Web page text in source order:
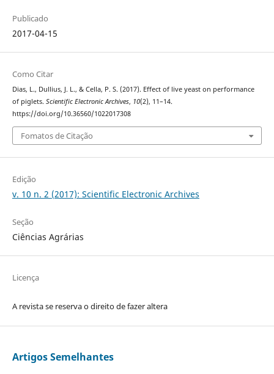
Publicado
2017-04-15
Como Citar
Dias, L., Dullius, J. L., & Cella, P. S. (2017). Effect of live yeast on performance
of piglets. Scientific Electronic Archives, 10(2), 11–14.
https://doi.org/10.36560/1022017308
Fomatos de Citação
Edição
v. 10 n. 2 (2017): Scientific Electronic Archives
Seção
Ciências Agrárias
Licença
A revista se reserva o direito de fazer altera
Artigos Semelhantes